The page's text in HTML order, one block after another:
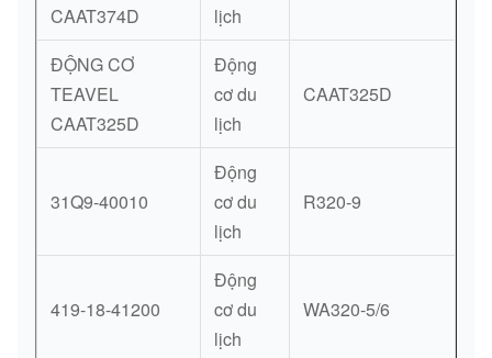
CAAT374D
lịch
ĐỘNG CƠ
TEAVEL
CAAT325D
Động
cơ du
lịch
CAAT325D
31Q9-40010
Động
cơ du
lịch
R320-9
419-18-41200
Động
cơ du
lịch
WA320-5/6